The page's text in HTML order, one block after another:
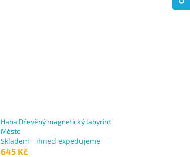
Haba Dřevěný magnetický labyrint
Město
Skladem - ihned expedujeme
645 Kč